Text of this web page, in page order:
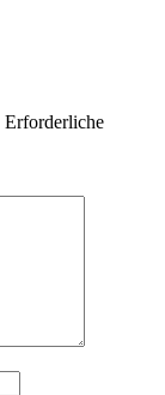
Erforderliche